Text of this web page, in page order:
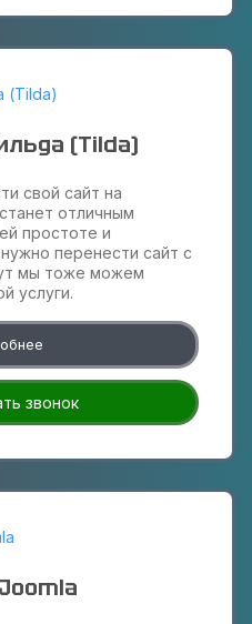
(Tilda)
свой сайт на
отличным
простоте и
перенести сайт с
мы тоже можем
услуги.
звонок